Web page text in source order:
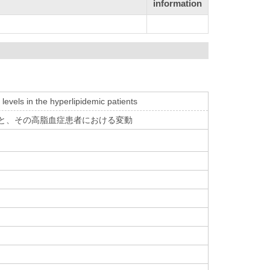
information
in the hyperlipidemic patients
、その高脂血症患者における変動